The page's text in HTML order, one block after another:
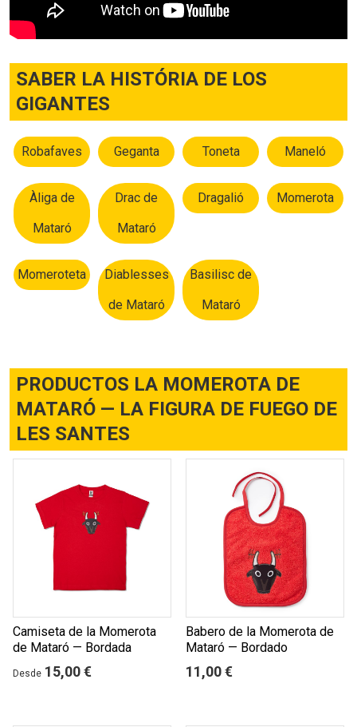
SABER LA HISTÓRIA DE LOS
GIGANTES
Robafaves Geganta Toneta Maneló
Àliga de
Mataró
Drac de
Mataró
Dragalió Momerota
Momeroteta
Diablesses
de Mataró
Basilisc de
Mataró
PRODUCTOS LA MOMEROTA DE
MATARÓ — LA FIGURA DE FUEGO DE
LES SANTES
Camiseta de la Momerota
de Mataró — Bordada
Desde 15,00 €
Babero de la Momerota de
Mataró — Bordado
11,00 €